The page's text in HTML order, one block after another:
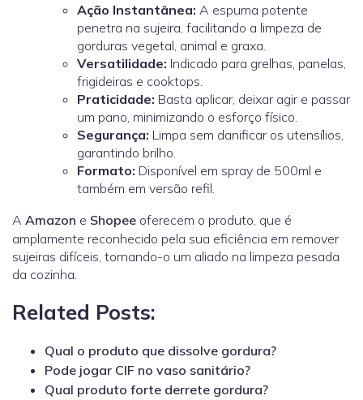
Ação Instantânea: A espuma potente
penetra na sujeira, facilitando a limpeza de
gorduras vegetal, animal e graxa.
Versatilidade: Indicado para grelhas, panelas,
frigideiras e cooktops.
Praticidade: Basta aplicar, deixar agir e passar
um pano, minimizando o esforço físico
Segurança: Limpa sem danificar os utensílios,
garantindo brilho.
Formato: Disponível em spray de 500ml e
também em versão refil.
A Amazon e Shopee oferecem o produto, que é
amplamente reconhecido pela sua eficiência em remover
sujeiras difíceis, tornando-o um aliado na limpeza pesada
da cozinha.
Related Posts:
Qual o produto que dissolve gordura?
Pode jogar CIF no vaso sanitário?
Qual produto forte derrete gordura?